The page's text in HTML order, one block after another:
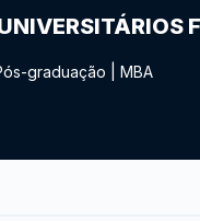
graduação MBA